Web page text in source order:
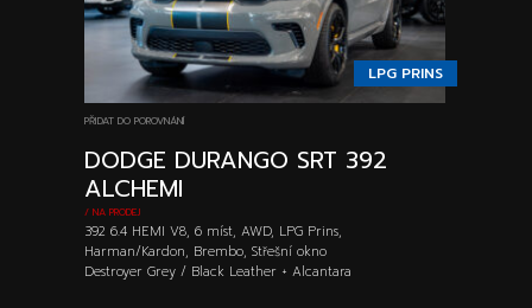
LPG PRINS
PŘIDAT DO POROVNÁNÍ
DODGE DURANGO SRT 392
ALCHEMI
/ NA PRODEJ
392 6.4 HEMI V8, 6 míst, AWD, LPG Prins,
Harman/Kardon, Brembo, Střešní okno
Destroyer Grey / Black Leather + Alcantara